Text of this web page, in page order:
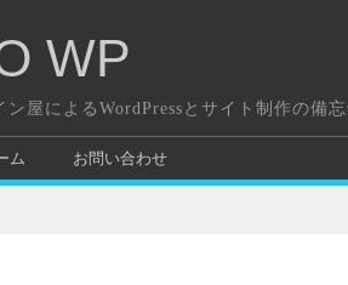
WP
ン屋によるWordPressとサイト制作の備忘
ム お問い合わせ